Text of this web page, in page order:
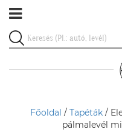
Főoldal / Tapéták /
pálmalevél